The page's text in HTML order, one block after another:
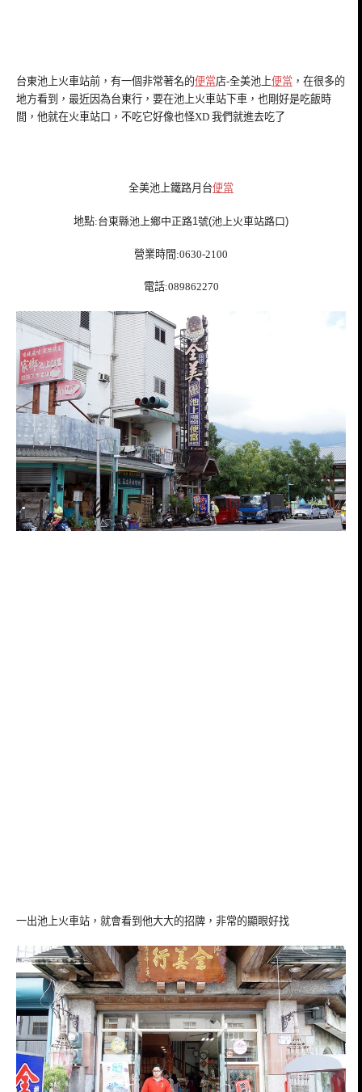
台東池上火車站前，有一個非常著名的便當店-全美池上便當 ，在很多的
地方看到，最近因為台東行，要在池上火車站下車，也剛好是吃飯時
間，他就在火車站口，不吃它好像也怪XD 我們就進去吃了
全美池上鐵路月台便當
地點:台東縣池上鄉中正路1號(池上火車站路口)
營業時間:0630-2100
電話:089862270
一出池上火車站，就會看到他大大的招牌，非常的顯眼好找